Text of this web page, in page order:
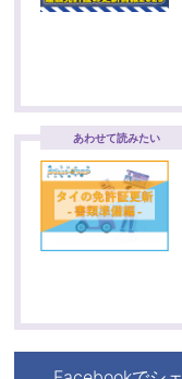
あわせて読みたい